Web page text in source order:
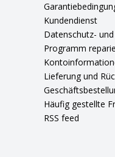
Kundendienst
Datenschutz-
Programm
Lieferung und
Häufig gestellte
RSS feed